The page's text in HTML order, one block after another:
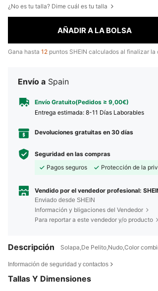
¿No es tu talla? Dime cuál es tu talla
AÑADIR A LA BOLSA
Gana hasta 12 puntos SHEIN calculados al finalizar la
Envío a Spain
Envío Gratuito(Pedidos ≥ 9,00€)
Entrega estimada: 8-11 Días Laborables
Devoluciones gratuitas en 30 días
Seguridad en las compras
Pagos seguros
Protección de la
Vendido por el vendedor profesional:
Enviado desde SHEIN
Información y bligaciones del Vendedor
Para reportar a este vendedor y/o producto
Descripción Solapa,De Pelito,Nudo,Color
Información de seguridad y contactos
Tallas Y Dimensiones
4,79